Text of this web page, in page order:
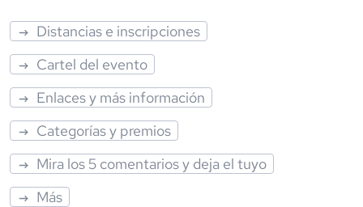
Distancias e inscripciones
Cartel del evento
Enlaces y más información
Categorías y premios
Mira los 5 comentarios y deja el tuyo
Más